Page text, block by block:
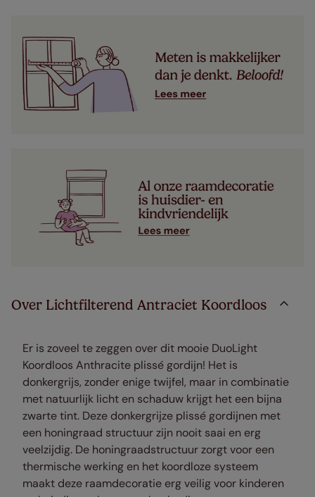
Over Lichtfilterend Antraciet Koordloos
Er is zoveel te zeggen over dit mooie DuoLight
Koordloos Anthracite plissé gordijn! Het is
donkergrijs, zonder enige twijfel, maar in combinatie
met natuurlijk licht en schaduw krijgt het een bijna
zwarte tint. Deze donkergrijze plissé gordijnen met
een honingraad structuur zijn nooit saai en erg
veelzijdig. De honingraadstructuur zorgt voor een
thermische werking en het koordloze systeem
maakt deze raamdecoratie erg veilig voor kinderen